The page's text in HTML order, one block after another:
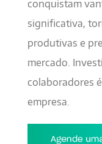
conquistam
significativa,
produtivas e
mercado.
colaboradores
empresa.
1080x400.jpg